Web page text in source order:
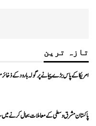
تازہ ترین
امریکا کے پاس بڑے پیمانے پر گولہ بارود کے
پاکستان مشرق وسطی کے معاملات بحال کرنے میں